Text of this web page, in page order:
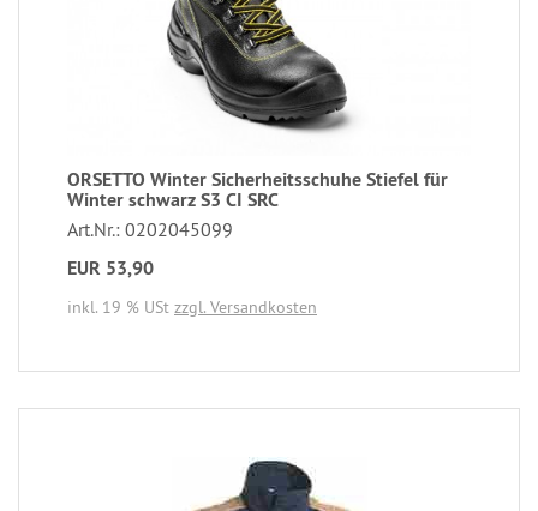
ORSETTO Winter Sicherheitsschuhe Stiefel für
Winter schwarz S3 CI SRC
Art.Nr.: 0202045099
EUR 53,90
inkl. 19 % USt zzgl. Versandkosten